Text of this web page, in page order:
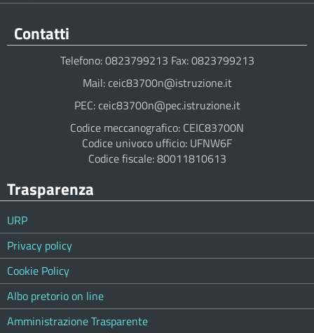
Contatti
Telefono: 0823799213 Fax: 0823799213
Mail: ceic83700n@istruzione.it
PEC: ceic83700n@pec.istruzione.it
Codice meccanografico: CEIC83700N
Codice univoco ufficio: UFNW6F
Codice fiscale: 80011810613
Trasparenza
URP
Privacy policy
Cookie Policy
Albo pretorio on line
Amministrazione Trasparente